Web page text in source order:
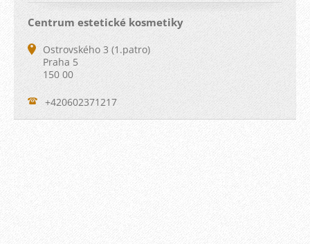
Centrum estetické kosmetiky
Ostrovského 3 (1.patro)
Praha 5
150 00
+420602371217